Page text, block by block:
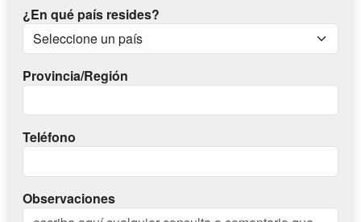
¿En qué país resides?
Provincia/Región
Teléfono
Observaciones